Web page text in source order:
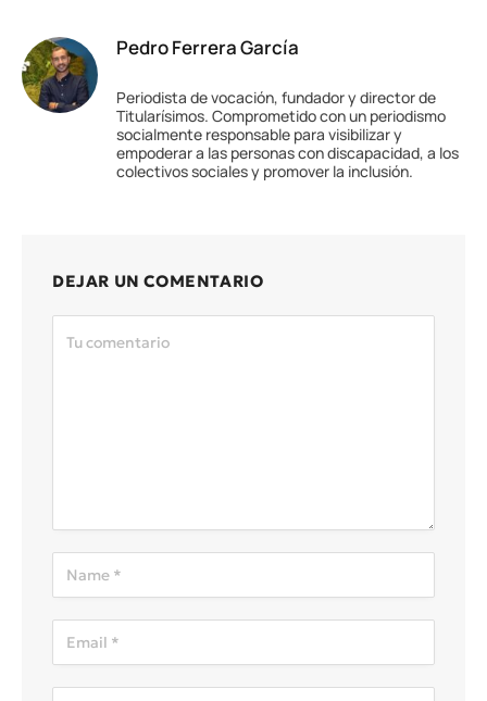
Pedro Ferrera García
Periodista de vocación, fundador y director de
Titularísimos. Comprometido con un periodismo
socialmente responsable para visibilizar y
empoderar a las personas con discapacidad, a los
colectivos sociales y promover la inclusión.
DEJAR UN COMENTARIO